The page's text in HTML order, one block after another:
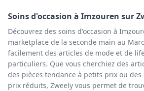
Soinsd'occasion à Imzouren sur
Découvrez des soins d'occasion à
marketplace de la seconde main au
facilement des articles de mode et de
particuliers. Que vous cherchiez des
des pièces tendance à petits prix ou
prix réduits, Zweely vous permet de